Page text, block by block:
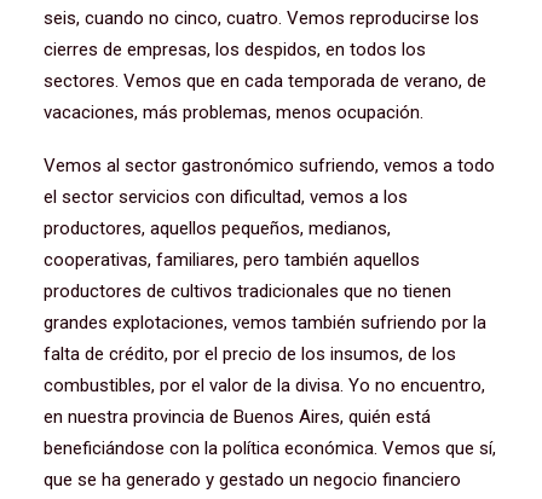
seis, cuando no cinco, cuatro. Vemos reproducirse los
cierres de empresas, los despidos, en todos los
sectores. Vemos que en cada temporada de verano, de
vacaciones, más problemas, menos ocupación.
Vemos al sector gastronómico sufriendo, vemos a todo
el sector servicios con dificultad, vemos a los
productores, aquellos pequeños, medianos,
cooperativas, familiares, pero también aquellos
productores de cultivos tradicionales que no tienen
grandes explotaciones, vemos también sufriendo por la
falta de crédito, por el precio de los insumos, de los
combustibles, por el valor de la divisa. Yo no encuentro,
en nuestra provincia de Buenos Aires, quién está
beneficiándose con la política económica. Vemos que sí,
que se ha generado y gestado un negocio financiero